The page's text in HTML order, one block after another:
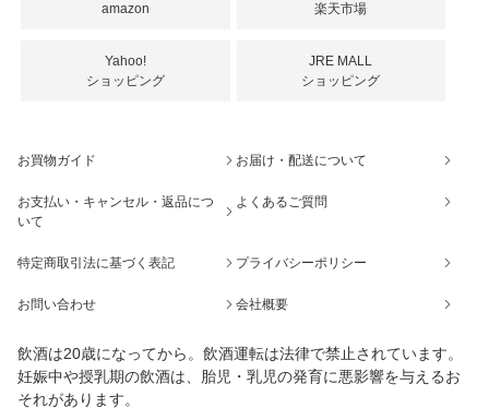
amazon 楽天市場
Yahoo!
ショッピング
JRE MALL
ショッピング
お買物ガイド お届け・配送について
お支払い・キャンセル・返品につ
いて
よくあるご質問
特定商取引法に基づく表記 プライバシーポリシー
お問い合わせ 会社概要
飲酒は20歳になってから。飲酒運転は法律で禁止されています。
妊娠中や授乳期の飲酒は、胎児・乳児の発育に悪影響を与えるお
それがあります。